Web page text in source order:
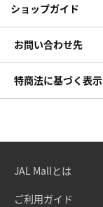
ショップガイド
お問い合わせ先
特商法に基づく表示
JAL Mallとは
ご利用ガイド